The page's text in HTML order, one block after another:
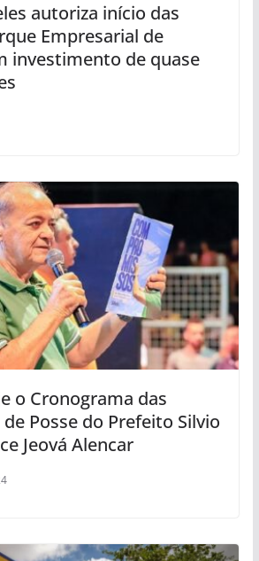
autoriza início das
Empresarial de
investimento de quase
o Cronograma das
Posse do Prefeito Silvio
Jeová Alencar